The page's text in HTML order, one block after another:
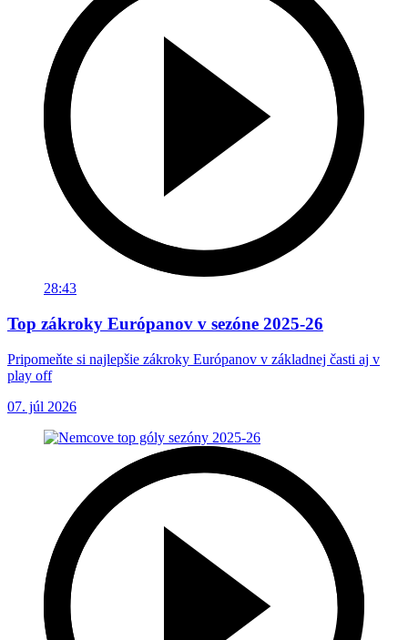
28:43
Top zákroky Európanov v sezóne 2025-26
Pripomeňte si najlepšie zákroky Európanov v základnej časti aj v
play off
07. júl 2026